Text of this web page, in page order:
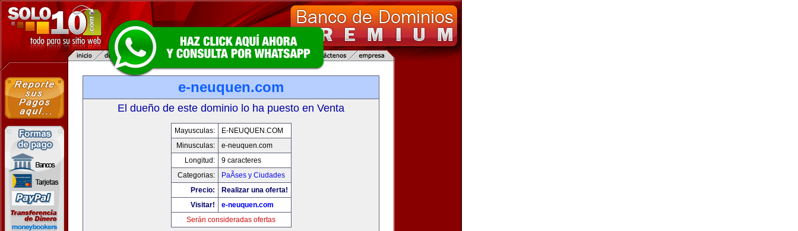
e-neuquen.com
El dueño de este dominio lo ha puesto en Venta
Mayusculas:
E-NEUQUEN.COM
Minusculas:
e-neuquen.com
Longitud:
9 caracteres
Categorias:
PaÃ­ses y Ciudades
Precio:
Realizar una oferta!
Visitar!
e-neuquen.com
Serán consideradas ofertas